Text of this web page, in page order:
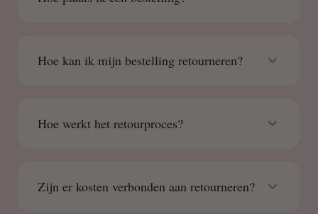
Hoe kan ik mijn bestelling retourneren?
Hoe werkt het retourproces?
Zijn er kosten verbonden aan retourneren?